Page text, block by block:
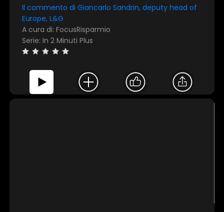
considerare
Il commento di Giancarlo Sandrin, deputy head of
Europe, L&G
A cura di: FocusRisparmio
Serie: In 2 Minuti Plus
5 stars
4 stars
3 stars
2 stars
1 star